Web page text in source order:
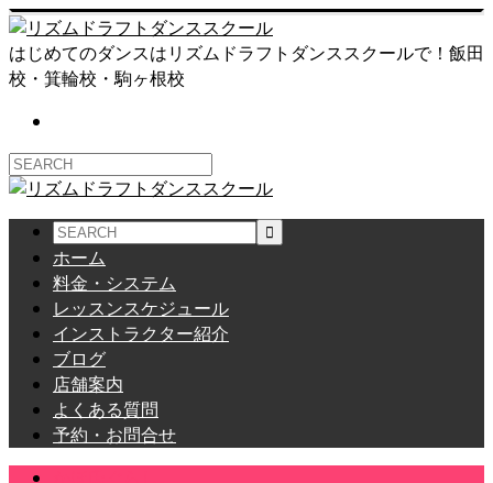
はじめてのダンスはリズムドラフトダンススクールで！飯田
校・箕輪校・駒ヶ根校
ホーム
料金・システム
レッスンスケジュール
インストラクター紹介
ブログ
店舗案内
よくある質問
予約・お問合せ